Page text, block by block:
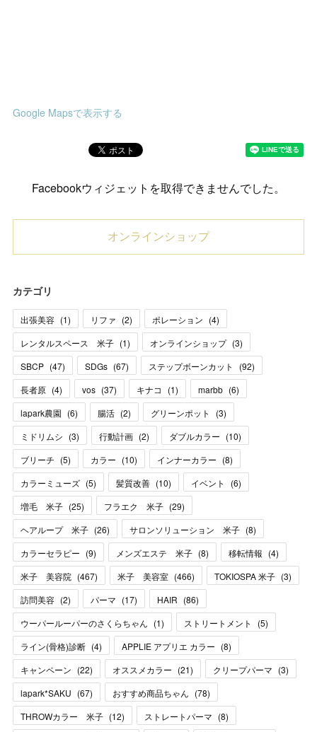
Google Mapsで表示する
Facebookウィジェットを取得できませんでした。
オンラインショップ
カテゴリ
出張美容 (1) リファ (2) ポレーション (4)
レンタルスペース 米子 (1) オンラインショップ (3)
SBCP (47) SDGs (67) ステップボーンカット (92)
長者原 (4) vos (37) キナコ (1) marbb (6)
lapark農園 (6) 腸活 (2) グリーンポット (3)
ミドリムシ (3) 行動計画 (2) ダブルカラー (10)
ブリーチ (5) カラー (10) インナーカラー (8)
カラーミューズ (5) 髪質改善 (10) イベント (6)
増毛 米子 (25) フラエク 米子 (29)
ヘアループ 米子 (26) サロンソリューション 米子 (8)
カラーセラピー (9) メンズエステ 米子 (8) 移転情報 (4)
米子 美容院 (467) 米子 美容室 (466) TOKIOSPA 米子 (3)
訪問美容 (2) パーマ (17) HAIR (86)
ウーパールーパーのさくらちゃん (1) ストリートメント (5)
ライン(骨格)診断 (4) APPLIE アプリエ カラー (8)
キャンペーン (22) オススメカラー (21) クリープパーマ (3)
lapark*SAKU (67) おすすめ商品ちゃん (78)
THROWカラー 米子 (12) ストレートパーマ (8)